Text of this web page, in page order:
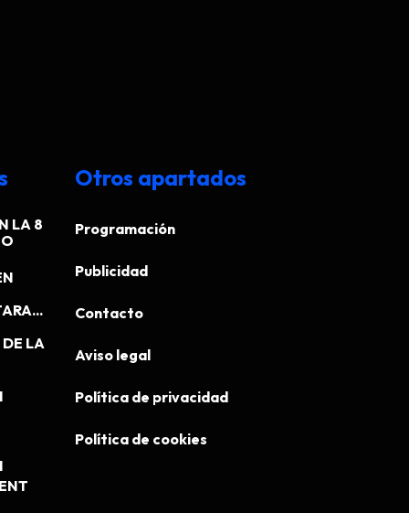
LA 8
LA
Otros apartados
Programación
Publicidad
Contacto
Aviso legal
Política de privacidad
Política de cookies